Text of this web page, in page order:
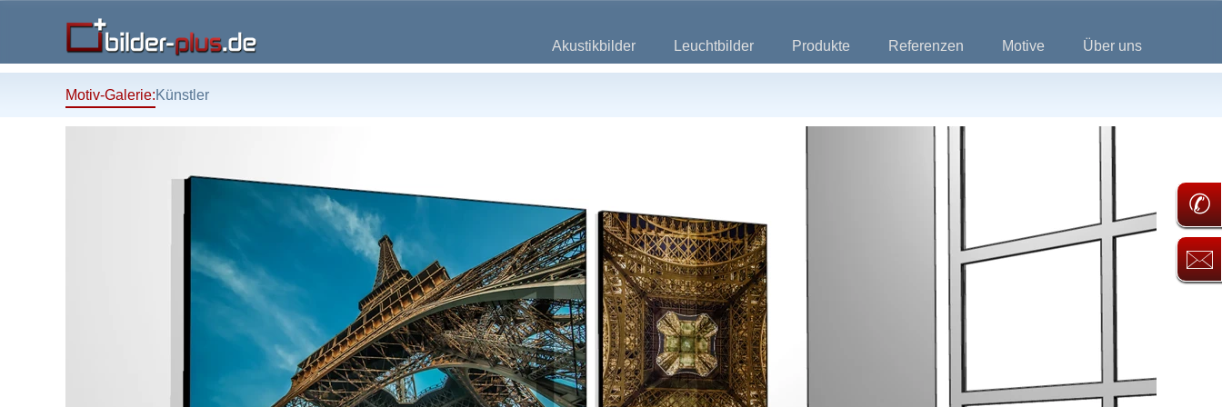
Akustikbilder Leuchtbilder Produkte Referenzen Motive Über uns
Motiv-Galerie:Künstler
✆
🖂